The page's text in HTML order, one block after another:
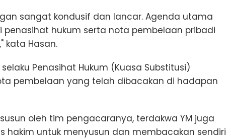
sangat kondusif dan lancar. Agenda utama
hukum serta nota pembelaan pribadi
kata Hasan.
Penasihat Hukum (Kuasa Substitusi)
pembelaan yang telah dibacakan di hadapan
oleh tim pengacaranya, terdakwa YM juga
hakim untuk menyusun dan membacakan sendiri